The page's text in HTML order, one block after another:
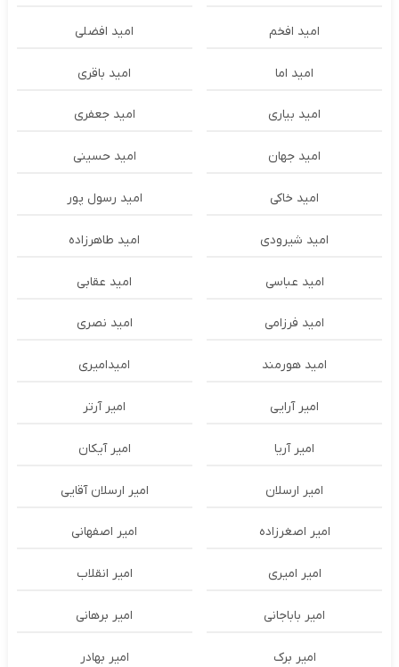
امید افخم امید افضلی
امید اما امید باقری
امید بیاری امید جعفری
امید جهان امید حسینی
امید خاکی امید رسول پور
امید شیرودی امید طاهرزاده
امید عباسی امید عقابی
امید فرزامی امید نصری
امید هورمند امیدامیری
امیر آرایی امیر آرتر
امیر آریا امیر آیکان
امیر ارسلان امیر ارسلان آقایی
امیر اصغرزاده امیر اصفهانی
امیر امیری امیر انقلاب
امیر باباجانی امیر برهانی
امیر برک امیر بهادر